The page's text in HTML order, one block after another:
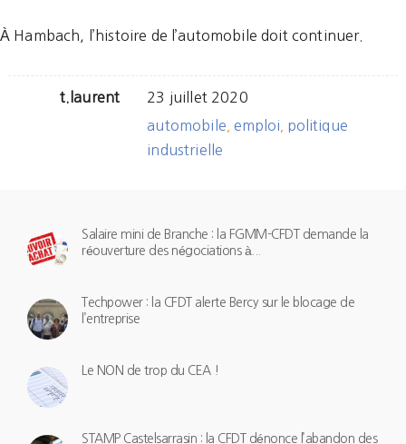
À Hambach, l’histoire de l’automobile doit continuer.
t.laurent
23 juillet 2020
automobile ,emploi
politique
industrielle
Salaire mini de Branche : la FGMM-CFDT demande la
réouverture des négociations à...
Techpower : la CFDT alerte Bercy sur le blocage de
l’entreprise
Le NON de trop du CEA !
STAMP Castelsarrasin : la CFDT dénonce l’abandon des